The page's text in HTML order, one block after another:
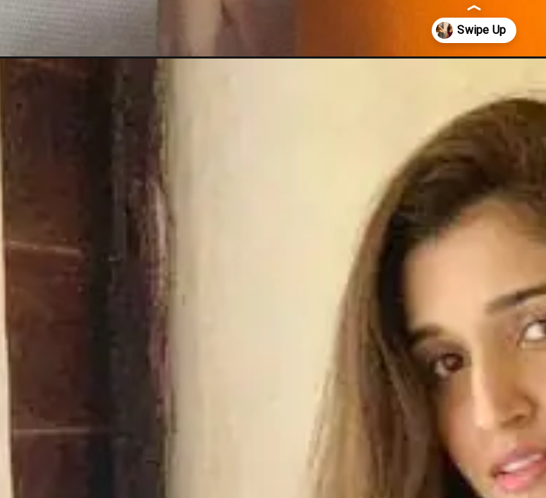
https://gazetapost.com/nidhi-shah-said-goodbye-to-the-tv-show-anupamaa/56351/